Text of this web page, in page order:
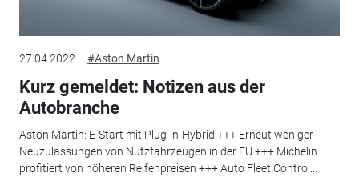
27.04.2022 #Aston Martin
Kurz gemeldet: Notizen aus der
Autobranche
Aston Martin: E-Start mit Plug-in-Hybrid +++ Erneut weniger
Neuzulassungen von Nutzfahrzeugen in der EU +++ Michelin
profitiert von höheren Reifenpreisen +++ Auto Fleet Control...